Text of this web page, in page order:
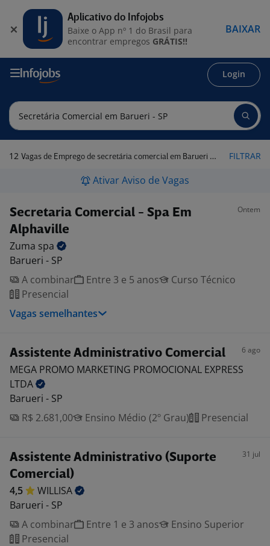
Login
12 Vagas de Emprego de secretária comercial em Barueri - SP FILTRAR
Ativar Aviso de Vagas
Secretaria Comercial - Spa Em
Alphaville
Ontem
Zuma spa
Barueri - SP
A combinar
Entre 3 e 5 anos
Curso Técnico
Presencial
Vagas semelhantes
Assistente Administrativo Comercial 6 ago
MEGA PROMO MARKETING PROMOCIONAL EXPRESS
LTDA
Barueri - SP
R$ 2.681,00
Ensino Médio (2º Grau) Presencial
Assistente Administrativo (Suporte
Comercial)
31 jul
4,5
WILLISA
Barueri - SP
A combinar
Entre 1 e 3 anos
Ensino Superior
Presencial
Aplicativo do Infojobs
Baixe o App nº 1 do Brasil para
encontrar empregos GRÁTIS!!
BAIXAR